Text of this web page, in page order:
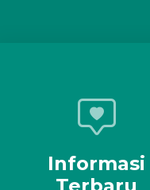
Informasi